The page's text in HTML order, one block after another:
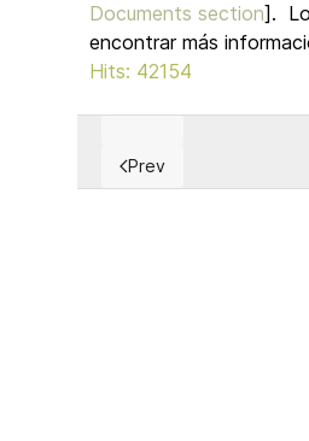
Documents section].
encontrar más
Hits: 42154
Previous article: Los
Prev